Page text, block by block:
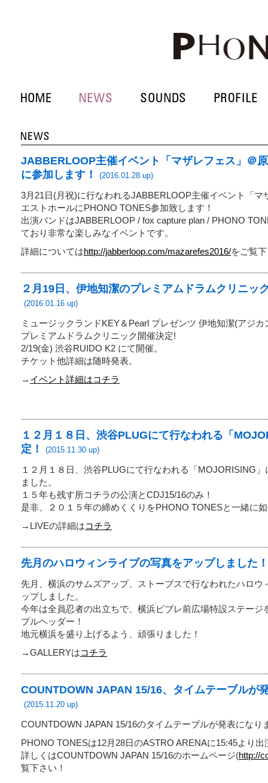
JABBERLOOP主催イベント「マザレフェス」＠
に参加します！
(2016.01.28 up)
3月21日(月祝)に行なわれるJABBERLOOP主催イベント「マ
エストホールにPHONO TONES参加致します！
出演バンドはJABBERLOOP / fox capture plan / PHONO
ており非常な楽しみなイベントです。
詳細についてはhttp://jabberloop.com/mazarefes2016/をご覧
２月19日、伊地知潔のプレミアムドラムクリニッ
(2016.01.16 up)
ミュージックランドKEY＆Pearl プレゼンツ 伊地知潔(アジ
プレミアムドラムクリニック開催決定!
2/19(金) 渋谷RUIDO K2 にて開催。
チケット他詳細は随時発表。
→ イベント詳細はコチラ
１２月１８日、渋谷PLUGにて行なわれる「
定！
(2015.11.30 up)
１２月１８日、渋谷PLUGにて行なわれる「MOJORISING
ました。
１５年も残す所コチラの公演とCDJ15/16のみ！
是非、２０１５年の締めくくりをPHONO TONESと一緒に
→LIVEの詳細はコチラ
先月のハロウィンライブの写真をアップしました！
先月、横浜のサムズアップ、ストーブスで行なわれたハロウ
ップしました。
今年は全員忍者の出立ちで、横浜ビブレ前広場特設ステージ
プルヘッダー！
地元横浜を盛り上げるよう、頑張りました！
→GALLERYはコチラ
COUNTDOWN JAPAN 15/16、タイムテーブルが
(2015.11.20 up)
COUNTDOWN JAPAN 15/16のタイムテーブルが発表になり
PHONO TONESは12月28日のASTRO ARENAに15:45より出
詳しくはCOUNTDOWN JAPAN 15/16のホームページ(http://
覧下さい！